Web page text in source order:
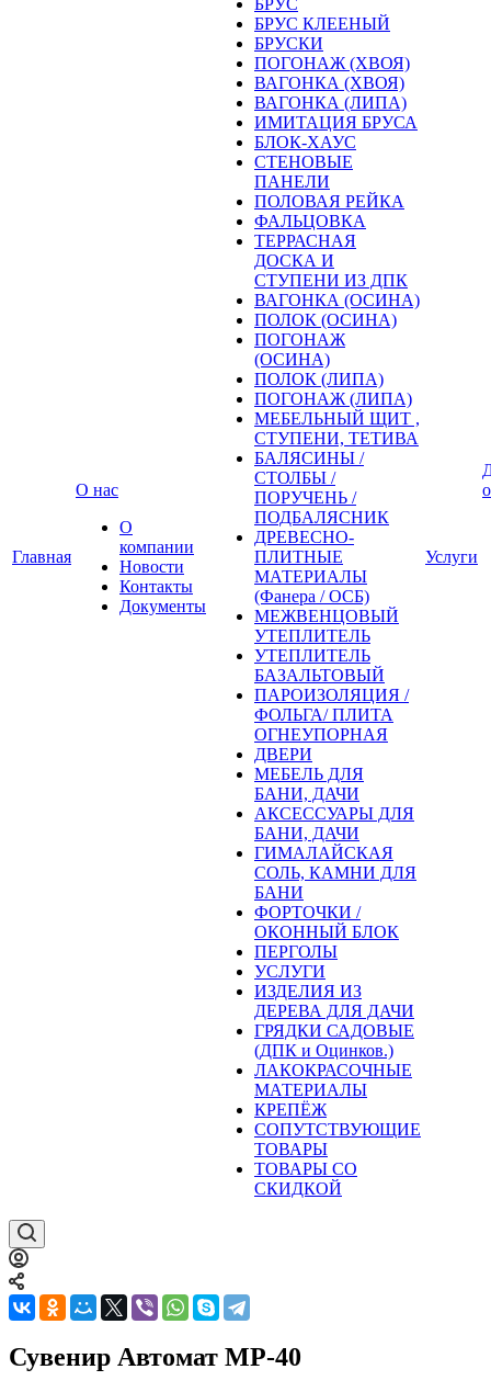
Главная
О нас
О
компании
Новости
Контакты
Документы
БРУС
БРУС КЛЕЕНЫЙ
БРУСКИ
ПОГОНАЖ (ХВОЯ)
ВАГОНКА (ХВОЯ)
ВАГОНКА (ЛИПА)
ИМИТАЦИЯ БРУСА
БЛОК-ХАУС
СТЕНОВЫЕ
ПАНЕЛИ
ПОЛОВАЯ РЕЙКА
ФАЛЬЦОВКА
ТЕРРАСНАЯ
ДОСКА И
СТУПЕНИ ИЗ ДПК
ВАГОНКА (ОСИНА)
ПОЛОК (ОСИНА)
ПОГОНАЖ
(ОСИНА)
ПОЛОК (ЛИПА)
ПОГОНАЖ (ЛИПА)
МЕБЕЛЬНЫЙ ЩИТ ,
СТУПЕНИ, ТЕТИВА
БАЛЯСИНЫ /
СТОЛБЫ /
ПОРУЧЕНЬ /
ПОДБАЛЯСНИК
ДРЕВЕСНО-
ПЛИТНЫЕ
МАТЕРИАЛЫ
(Фанера / ОСБ)
МЕЖВЕНЦОВЫЙ
УТЕПЛИТЕЛЬ
УТЕПЛИТЕЛЬ
БАЗАЛЬТОВЫЙ
ПАРОИЗОЛЯЦИЯ /
ФОЛЬГА/ ПЛИТА
ОГНЕУПОРНАЯ
ДВЕРИ
МЕБЕЛЬ ДЛЯ
БАНИ, ДАЧИ
АКСЕССУАРЫ ДЛЯ
БАНИ, ДАЧИ
ГИМАЛАЙСКАЯ
СОЛЬ, КАМНИ ДЛЯ
БАНИ
ФОРТОЧКИ /
ОКОННЫЙ БЛОК
ПЕРГОЛЫ
УСЛУГИ
ИЗДЕЛИЯ ИЗ
ДЕРЕВА ДЛЯ ДАЧИ
ГРЯДКИ САДОВЫЕ
(ДПК и Оцинков.)
ЛАКОКРАСОЧНЫЕ
МАТЕРИАЛЫ
КРЕПЁЖ
СОПУТСТВУЮЩИЕ
ТОВАРЫ
ТОВАРЫ СО
СКИДКОЙ
Услуги
Сувенир Автомат МР-40